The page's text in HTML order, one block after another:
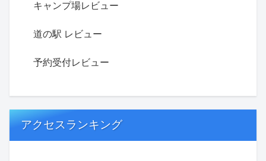
キャンプ場レビュー
道の駅 レビュー
予約受付レビュー
アクセスランキング